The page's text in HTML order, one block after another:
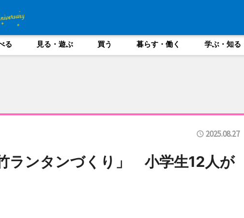
る 見る・遊ぶ 買う 暮らす・働く 学ぶ・知る
2025.08.27
ランタンづくり」 小学生12人が